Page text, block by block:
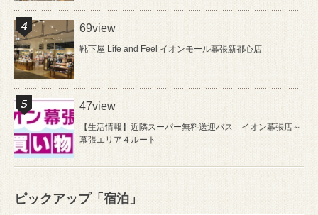
69view
靴下屋 Life and Feel イオンモール幕張新都心店
47view
【生活情報】近隣スーパー無料送迎バス イオン幕張店～
幕張エリア４ルート
ピックアップ「宿泊」